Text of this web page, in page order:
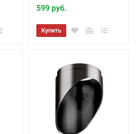
599 руб.
Купить